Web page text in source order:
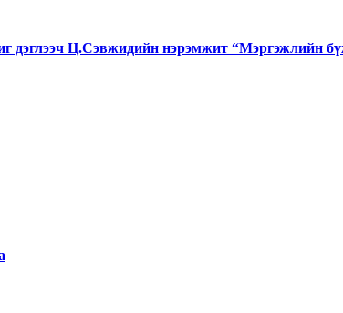
Ц.Сэвжидийн нэрэмжит “Мэргэжлийн